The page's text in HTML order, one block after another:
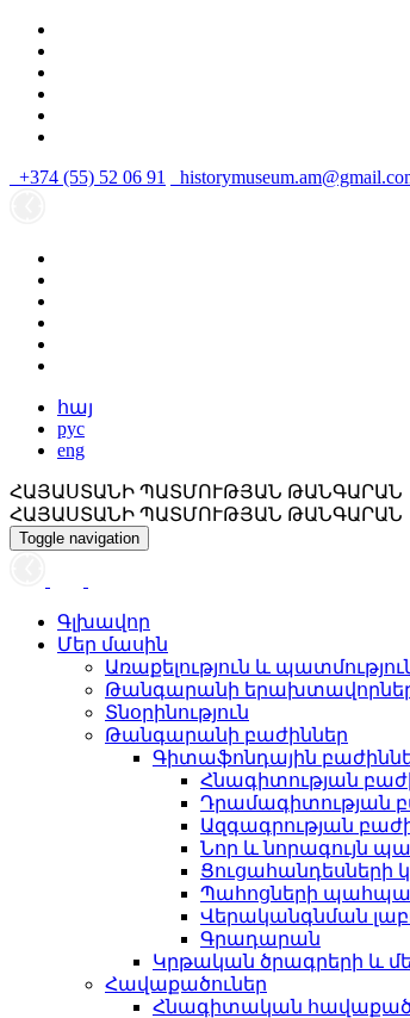
+374 (55) 52 06 91
հայ
рус
eng
ՀԱՅԱՍՏԱՆԻ ՊԱՏՄՈՒԹՅԱՆ ԹԱՆԳԱՐԱՆ
ՀԱՅԱՍՏԱՆԻ ՊԱՏՄՈՒԹՅԱՆ ԹԱՆԳԱՐԱՆ
Toggle navigation
Գլխավոր
Մեր մասին
Առաքելություն և
Թանգարանի
Տնօրինություն
Թանգարանի բաժիններ
Գիտաֆոնդային
Հնագիտության
Դրամագիտության
Ազգագրության
Նոր և նորագույն
Ցուցահանդեսների
Պահոցների
Վերականգնման
Գրադարան
Կրթական ծրագրերի և
Հավաքածուներ
Հնագիտական